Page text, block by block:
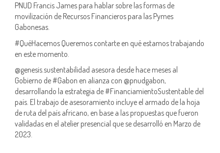
PNUD Francis James para hablar sobre las formas de
movilización de Recursos Financieros para las Pymes
Gabonesas.
#QuéHacemos Queremos contarte en qué estamos trabajando
en este momento.
@genesis.sustentabilidad asesora desde hace meses al
Gobierno de #Gabon en alianza con @pnudgabon,
desarrollando la estrategia de #FinanciamientoSustentable del
país. El trabajo de asesoramiento incluye el armado de la hoja
de ruta del país africano, en base a las propuestas que fueron
validadas en el atelier presencial que se desarrolló en Marzo de
2023.